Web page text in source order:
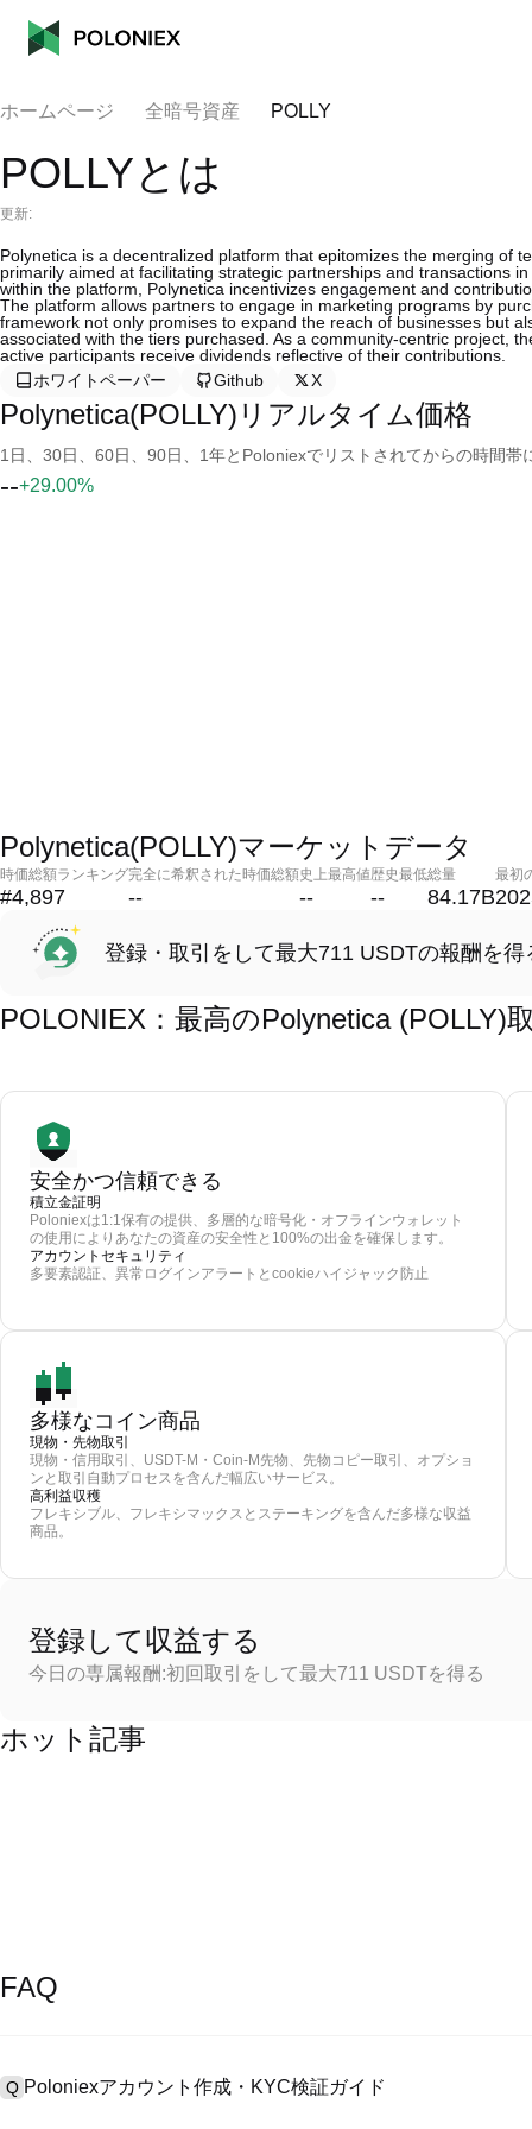
ホームページ 全暗号資産 POLLY
POLLYとは
更新:
Polynetica is a decentralized platform that epitomizes the merging of
primarily aimed at facilitating strategic partnerships and transactions
within the platform, Polynetica incentivizes engagement and
The platform allows partners to engage in marketing programs by
framework not only promises to expand the reach of businesses but
associated with the tiers purchased. As a community-centric project,
active participants receive dividends reflective of their contributions.
ホワイトペーパー
Github X
Polynetica(POLLY)リアルタイム価格
1日、30日、60日、90日、1年とPoloniexでリストされてからの時間
--+29.00%
Polynetica(POLLY)マーケットデータ
時価総額ランキング
#4,897
完全に希釈された時価総額
--
史上最高値
--
歴史最低
--
総量
84.17B
最初
登録・取引をして最大711 USDTの報酬を得
POLONIEX：最高のPolynetica (POLLY)
安全かつ信頼できる
積立金証明
Poloniexは1:1保有の提供、多層的な暗号化・オフラインウォレット
の使用によりあなたの資産の安全性と100%の出金を確保します。
アカウントセキュリティ
多要素認証、異常ログインアラートとcookieハイジャック防止
多様なコイン商品
現物・先物取引
現物・信用取引、USDT-M・Coin-M先物、先物コピー取引、オプショ
ンと取引自動プロセスを含んだ幅広いサービス。
高利益収穫
フレキシブル、フレキシマックスとステーキングを含んだ多様な収益
商品。
登録して収益する
今日の専属報酬:初回取引をして最大711 USDTを得る
ホット記事
FAQ
Q Poloniexアカウント作成・KYC検証ガイド